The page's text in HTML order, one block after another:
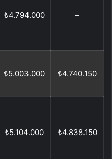
₺4.794.000 –
₺5.003.000 ₺4.740.150
₺5.104.000 ₺4.838.150